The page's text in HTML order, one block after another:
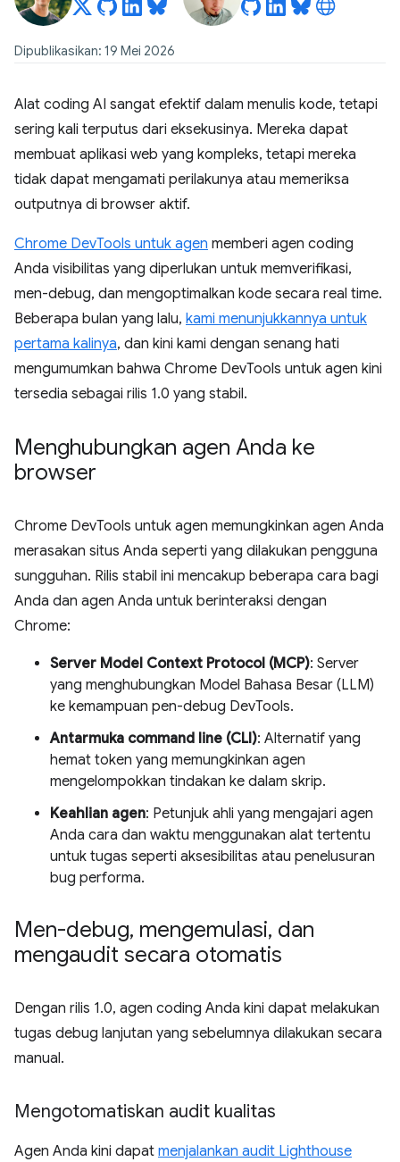
Dipublikasikan: 19 Mei 2026
Alat coding AI sangat efektif dalam menulis kode, tetapi
sering kali terputus dari eksekusinya. Mereka dapat
membuat aplikasi web yang kompleks, tetapi mereka
tidak dapat mengamati perilakunya atau memeriksa
outputnya di browser aktif.
Chrome DevTools untuk agen memberi agen coding
Anda visibilitas yang diperlukan untuk memverifikasi,
men-debug, dan mengoptimalkan kode secara real time.
Beberapa bulan yang lalu, kami menunjukkannya untuk
pertama kalinya, dan kini kami dengan senang hati
mengumumkan bahwa Chrome DevTools untuk agen kini
tersedia sebagai rilis 1.0 yang stabil.
Menghubungkan agen Anda ke
browser
Chrome DevTools untuk agen memungkinkan agen Anda
merasakan situs Anda seperti yang dilakukan pengguna
sungguhan. Rilis stabil ini mencakup beberapa cara bagi
Anda dan agen Anda untuk berinteraksi dengan
Chrome:
Server Model Context Protocol (MCP): Server
yang menghubungkan Model Bahasa Besar (LLM)
ke kemampuan pen-debug DevTools.
Antarmuka command line (CLI): Alternatif yang
hemat token yang memungkinkan agen
mengelompokkan tindakan ke dalam skrip.
Keahlian agen: Petunjuk ahli yang mengajari agen
Anda cara dan waktu menggunakan alat tertentu
untuk tugas seperti aksesibilitas atau penelusuran
bug performa.
Men-debug, mengemulasi, dan
mengaudit secara otomatis
Dengan rilis 1.0, agen coding Anda kini dapat melakukan
tugas debug lanjutan yang sebelumnya dilakukan secara
manual.
Mengotomatiskan audit kualitas
Agen Anda kini dapat menjalankan audit Lighthouse